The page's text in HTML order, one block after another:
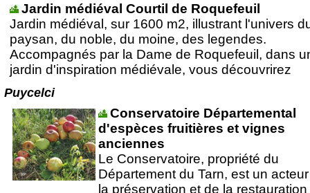
Jardin médiéval Courtil de Roquefeuil
Jardin médiéval, sur 1600 m2, illustrant l'univers
paysan, du noble, du moine, des legendes.
Accompagnés par la Dame de Roquefeuil, dans
jardin d'inspiration médiévale, vous découvrirez
Puycelci
Conservatoire Départemental
d'espèces fruitières et vignes
anciennes
Le Conservatoire, propriété du
Département du Tarn, est un
la préservation et de la